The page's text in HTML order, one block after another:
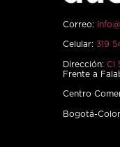
Correo:
Celular: 319
Dirección: Cl
Frente a
Centro
Bogotá-